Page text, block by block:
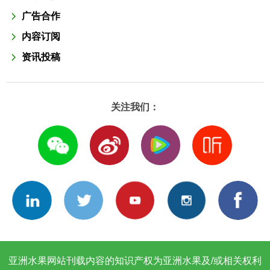
广告合作
内容订阅
资讯投稿
关注我们：
亚洲水果网站刊载内容的知识产权为亚洲水果及/或相关权利